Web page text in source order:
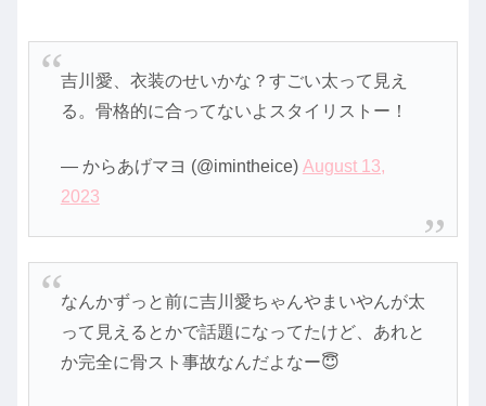
吉川愛、衣装のせいかな？すごい太って見え
る。骨格的に合ってないよスタイリストー！
— からあげマヨ (@imintheice) August 13,
2023
なんかずっと前に吉川愛ちゃんやまいやんが太
って見えるとかで話題になってたけど、あれと
か完全に骨スト事故なんだよなー😇